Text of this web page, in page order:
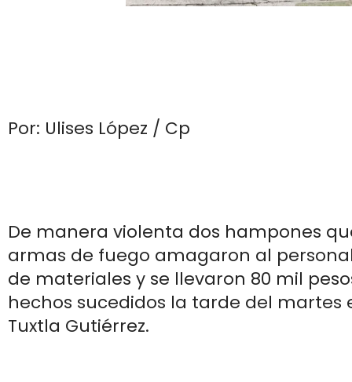
Por: Ulises López / Cp
De manera violenta dos hampones
armas de fuego amagaron al
de materiales y se llevaron 80 mil
hechos sucedidos la tarde del martes
Tuxtla Gutiérrez.